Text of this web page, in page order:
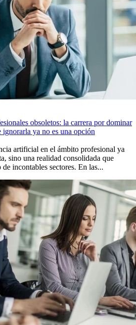
obsoletos: la carrera por dominar
ya no es una opción
artificial en el ámbito profesional ya
sino una realidad consolidada que
incontables sectores. En las...